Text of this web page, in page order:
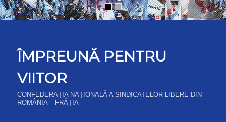
ÎMPREUNĂ PENTRU
VIITOR
CONFEDERAŢIA NAŢIONALĂ A SINDICATELOR LIBERE DIN
ROMÂNIA – FRĂȚIA